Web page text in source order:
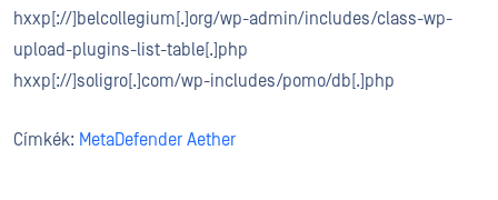
hxxp[://]belcollegium[.]org/wp-admin/includes/class-wp-
upload-plugins-list-table[.]php
hxxp[://]soligro[.]com/wp-includes/pomo/db[.]php
Címkék: MetaDefender Aether